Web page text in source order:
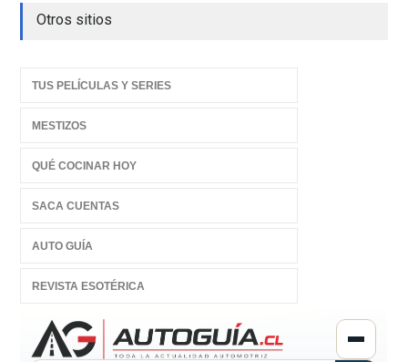
Otros sitios
TUS PELÍCULAS Y SERIES
MESTIZOS
QUÉ COCINAR HOY
SACA CUENTAS
AUTO GUÍA
REVISTA ESOTÉRICA